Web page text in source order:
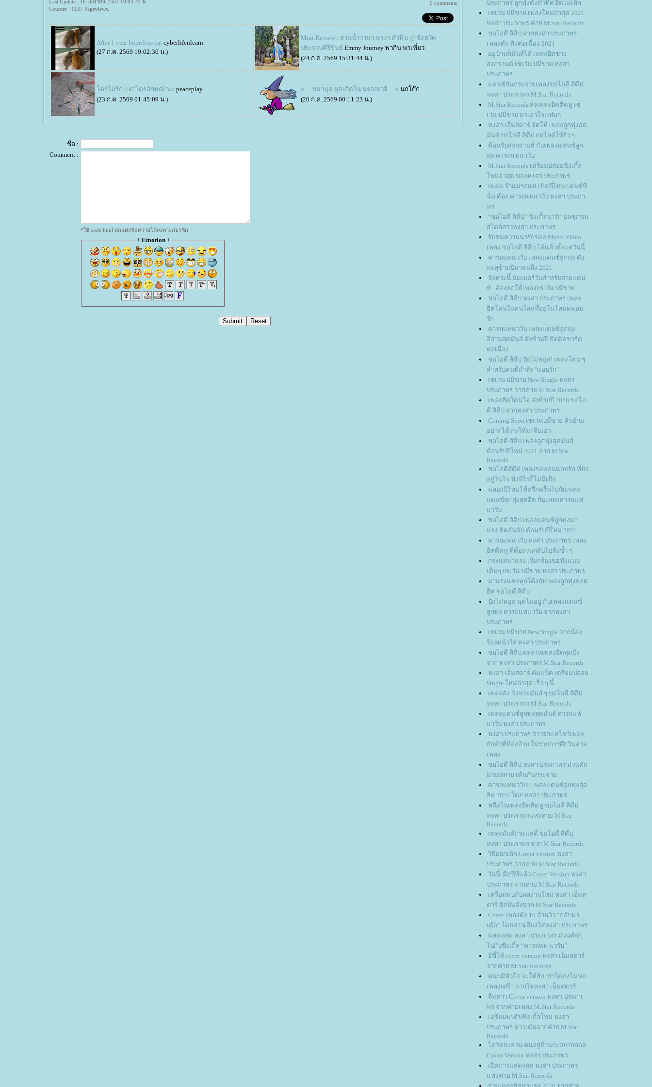
Last Update : 16 เมษายน 2563 10:03:39 น.
Counter : 1137 Pageviews.
0 comments
After 1 year homeless cat cyberlifenlearn
(27 ก.ค. 2569 19:02:30 น.)
Mini Review : สวนน้ำวานา นาวา หัวหิน @ จังหวัด
ประจวบคีรีขันธ์ Emmy Journey พากิน พาเที่ยว
(24 ก.ค. 2569 15:31:44 น.)
ครไม่รัก แต่"ไตรลักษณ์"นะ peaceplay
(23 ก.ค. 2569 01:45:09 น.)
๏ ... หมานุด ผุดเกิดใน นรกอเวจี ... ๏ นกโก๊ก
(20 ก.ค. 2569 00:11:23 น.)
ชื่อ :
Comment :
*ใช้ code html ตกแต่งข้อความได้เฉพาะสมาชิก
+ Emotion+
ประภาพร ลูกทุ่งดังทั่วทิศ ฮิตไม่เลิก
เซเว่น บ่มีขาย เพลงใหม่ล่าสุด 2021
หงสา ประภาพร ค่าย M.Star Records
ขอไอดี สิดีบ่ จากหงสา ประภาพร
เพลงดัง ฟังต่อเนื่อง 2021
อยู่บ้านก็มันส์ได้ เพลงฮิตช่วง
สงกรานต์ เซเว่น บ่มีขาย หงสา
ประภาพร
ดนซ์กันกระจายเพลงขอไอดี สิดีบ่
หงสา ประภาพร M.Star Records
M.Star Records ส่งเพลงฮิตติดหู เซ
เว่น บ่มีขาย มาเอาใจแฟนๆ
หงสา เอ็มสตาร์ จัดให้ เพลงลูกทุ่งสุด
มันส์ ขอไอดี สิดีบ่ กดไลค์ให้รัว ๆ
ต้อนรับสงกรานต์ กับเพลงแดนซ์ลูก
ทุ่ง คารถแห่แววับ
M.Star Records เตรียมปล่อยซิงเกิ้ล
หม่ล่าสุด ของหงสา ประภาพร
เพลงเจ้าแม่รถแห่ เปิดที่ไหนแดนซ์ที่
นั่น ต้อง คารถแห่แววับ หงสา ประภา
พร
“ขอไอดี สิดีบ่” ซิงเกิ้ลน่ารัก ปนซุกซน
สไตล์สาวหงสา ประภาพร
รับชมความน่ารักของ Music Video
เพลง ขอไอดี สิดีบ่ ได้แล้วตั้งแต่วันนี้
คารถแห่แววับ เพลงแดนซ์ลูกทุ่ง ดัง
ทะลุข้ามปีมาจนถึง 2021
จังหวะนี้ นัมเบอร์วันสำหรับสายแดน
ซ์...ต้องยกให้เพลงเซเว่น บ่มีขา
ขอไอดี สิดีบ่ หงสา ประภาพร เพลง
ฮิตโดนใจคนโสดที่อยู่ในโหมดแอบ
รัก
คารถแห่แววับ เพลงแดนซ์ลูกทุ่ง
อีสานสุดมันส์ ดังข้ามปี ฮิตติดชาร์ต
ต่อเนื่อง
ขอไอดี สิดีบ่ ปังไม่หยุด! เพลงโดน ๆ
สำหรับคนที่กำลัง "แอบรัก"
เซเว่น บ่มีขาย New Single หงสา
ประภาพร จากค่าย M.Star Records
เพลงฮิตโดนใจ ส่งท้ายปี 2020 ขอไอ
ดี สิดีบ่ จากหงสา ประภาพร
Coming Soon เซเว่นบ่มีขาย คันอ้า
อยากได้ กะให้มาจีบเอา
ขอไอดี สิดีบ่ เพลงลูกทุ่งสุดมันส์
ต้อนรับปีใหม่ 2021 จาก M.Star
Records
ขอไอดีสิดีบ่ เพลงของคนแอบรัก ที่ยัง
อยู่ในใจ ฟังทีไรก็ไม่มีเบื่อ
ฉลองปีใหม่ให้ครึกครื้นไปกับเพลง
ดนซ์ลุกทุ่งสุดฮิต กับเพลงคารถแห่
ววับ
ขอไอดี สิดีบ่ เพลงแดนซ์ลูกทุ่งมา
รง ติดอันดับ ต้อนรับปีใหม่ 2021
คารถแห่แววับ หงสา ประภาพร เพลง
ฮิตติดหู ที่ต้องวนกลับไปฟังซ้ำ ๆ
กระแสมาแรง เรียกร้องขอฟังแบบ
เต็มๆ เซเว่น บ่มีขาย หงสา ประภาพร
มาแรงแซงทุกโค้งกับเพลงลูกทุ่งยอด
ฮิต ขอไอดี สิดีบ่
ปังไม่หยุด ฉุดไม่อยู่ กับเพลงแดนซ์
ลูกทุ่ง คารถแห่แววับ จากหงสา
ประภาพร
เซเว่น บ่มีขาย New Single จากน้อง
ร้องหน้าใส หงสา ประภาพร
ขอไอดี สิดีบ่ ผลงานเพลงฮิตสุดปัง
จาก หงสา ประภาพร M.Star Records
หงสา เอ็มสตาร์ คัมแบ็ค เตรียมปล่อ
Single ใหม่ล่าสุด เร็ว ๆ นี้
เพลงดัง จังหวะมันส์ ๆ ขอไอดี สิดีบ่
หงสา ประภาพร M.Star Records
เพลงแดนซ์ลูกทุ่งสุดมันส์ คารถแห่
ววับ หงสา ประภาพร
หงสา ประภาพร สาวรถแห่โชว์เพลง
กักตัวที่ห้องอ้าย ในรายการศึกวันดวล
เพลง
ขอไอดี สิดีบ่ หงสา ประภาพร ม่วนคัก
ม่วนหลาย เต้นกันกระจา
คารถแห่แววับ!! เพลงแดนซ์ลูกทุ่งสุด
ฮิต 2020 โดย หงสา ประภาพร
หนึ่งในเพลงฮิตติดหู ขอไอดี สิดีบ่
หงสา ประภาพรแห่งค่าย M.Star
Records
เพลงมันส์กระแสดี ขอไอดี สิดีบ่
หงสา ประภาพร จาก M.Star Records
วิธีบอกเลิก Cover version หงสา
ประภาพร จากค่าย M.Star Records
วันนี้เมื่อปีที่แล้ว Cover Version หงสา
ประภาพร จากค่าย M.Star Records
เตรียมพบกับผลงานใหม่ หงสา เอ็มส
ตาร์ ศิลปินดังจาก M.Star Records
Cover เพลงดัง 10 ล้านวิว “กลับมา
เด้อ” โดยสาวเสียงใสหงสา ประภาพร
สดงสด หงสา ประภาพร ม่วนคักๆ
ไปกับซิงเกิ้ล “คารถแห่ แววับ”
อีขี้ไห้ cover version หงสา เอ็มสตาร์
จากค่าย M.Star Records
คนบ่มีหัวใจ จะให้ฮักเท่าใดคงไม่พอ
เพลงเศร้า จากใจหงสา เอ็มสตาร์
ลืมคาว Cover version หงสา ประภา
พร จากค่ายเพลง M.Star Records
เตรียมพบกับซิงเกิ้ลใหม่ หงสา
ประภาพร ดาวเด่นจากค่าย M.Star
Records
ควิดกะย่าน คนอยู่บ้านกะอยากกอด
Cover Version หงสา ประภาพร
เปิดการแสดงสด หงสา ประภาพร
ห่งค่าย M.Star Records